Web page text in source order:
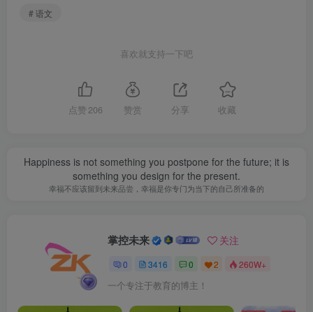
# 语文
喜欢就支持一下吧
点赞 206 赞赏 分享 收藏
Happiness is not something you postpone for the future; it is
something you design for the present.
幸福不应该留到未来品尝，幸福是你专门为当下的自己所准备的
掌控未来 关注
0 3416 0 2 260W+
一个专注于教育的博主！